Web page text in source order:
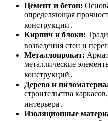
Цемент и бетон:
определяющая
конструкции․
Кирпич и блоки:
возведения стен и
Металлопрокат:
металлические
конструкций․
Дерево и
строительства
интерьера․
Изоляционные